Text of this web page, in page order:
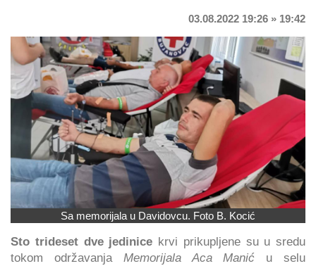
03.08.2022 19:26 » 19:42
Sa memorijala u Davidovcu. Foto B. Kocić
Sto trideset dve jedinice krvi prikupljene su u sredu
tokom održavanja Memorijala Aca Manić u selu